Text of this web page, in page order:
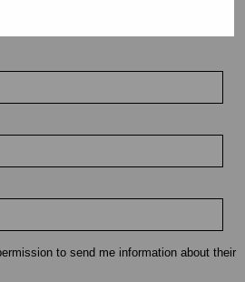
to send me information about their